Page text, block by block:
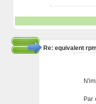
Re: equivalent rpm
Par